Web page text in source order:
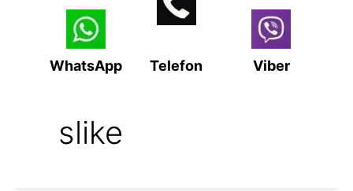
WhatsApp Viber
Telefon
slike